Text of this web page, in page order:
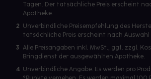
Tagen. Der tatsächliche Preis erscheint
Apotheke.
2 Unverbindliche Preisempfehlung des
tatsächliche Preis erscheint nach Auswahl
3 Alle Preisangaben inkl. MwSt., ggf. zzgl.
Bringdienst der ausgewählten Apotheke.
4 Unverbindliche Angabe. Es werden pro